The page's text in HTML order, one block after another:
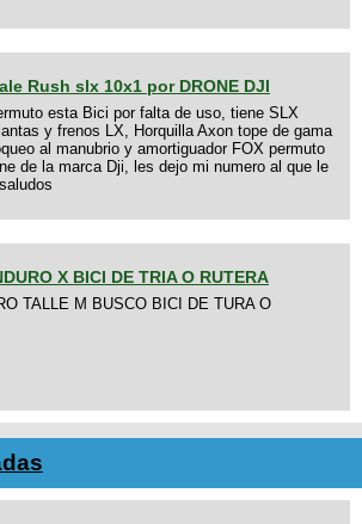
Rush slx 10x1 por DRONE DJI
esta Bici por falta de uso, tiene SLX
y frenos LX, Horquilla Axon tope de gama
al manubrio y amortiguador FOX permuto
de la marca Dji, les dejo mi numero al que le
X BICI DE TRIA O RUTERA
TALLE M BUSCO BICI DE TURA O